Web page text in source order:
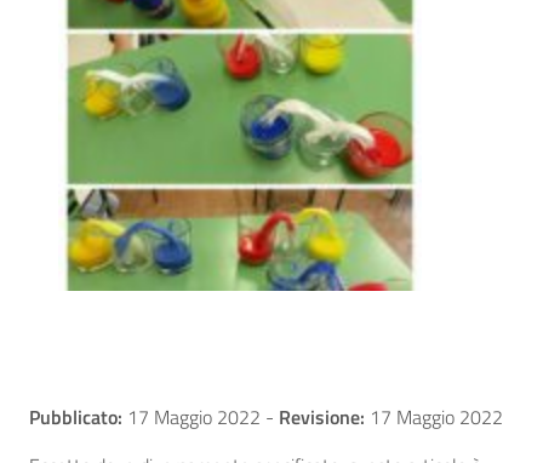
Pubblicato: 17 Maggio 2022 - Revisione: 17 Maggio 2022